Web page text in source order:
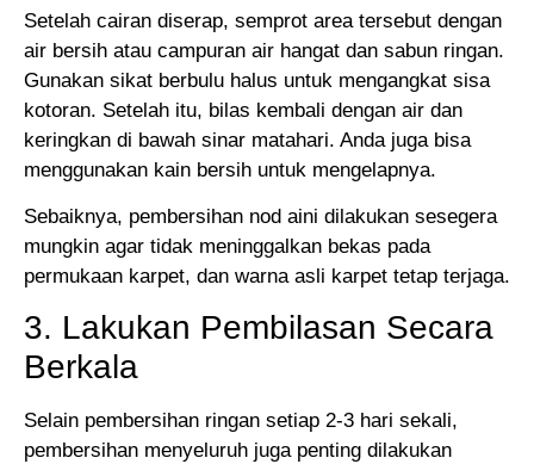
Setelah cairan diserap, semprot area tersebut dengan
air bersih atau campuran air hangat dan sabun ringan.
Gunakan sikat berbulu halus untuk mengangkat sisa
kotoran. Setelah itu, bilas kembali dengan air dan
keringkan di bawah sinar matahari. Anda juga bisa
menggunakan kain bersih untuk mengelapnya.
Sebaiknya, pembersihan nod aini dilakukan sesegera
mungkin agar tidak meninggalkan bekas pada
permukaan karpet, dan warna asli karpet tetap terjaga.
3. Lakukan Pembilasan Secara
Berkala
Selain pembersihan ringan setiap 2-3 hari sekali,
pembersihan menyeluruh juga penting dilakukan